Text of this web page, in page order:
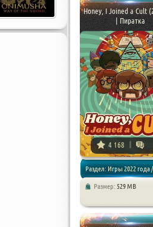
Honey, I Joined a Cult
| Пиратка
4 168
Раздел: Игры 2022 года /
Размер: 529 MB